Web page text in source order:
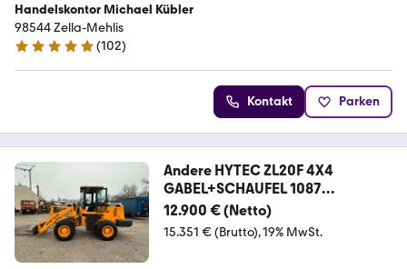
Handelskontor Michael Kübler
98544 Zella-Mehlis
4.9 Sterne
(102)
Kontakt Parken
Andere HYTEC ZL20F 4X4
GABEL+SCHAUFEL 1087
STUNDEN!
12.900 € (Netto)
15.351 € (Brutto) 19% MwSt.